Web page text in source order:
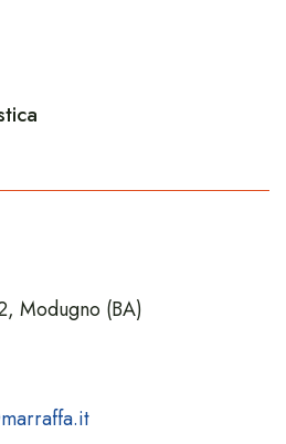
Modugno (BA)